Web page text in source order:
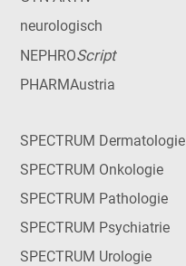
neurologisch
NEPHROScript
PHARMAustria
SPECTRUM Dermatologie
SPECTRUM Onkologie
SPECTRUM Pathologie
SPECTRUM Psychiatrie
SPECTRUM Urologie